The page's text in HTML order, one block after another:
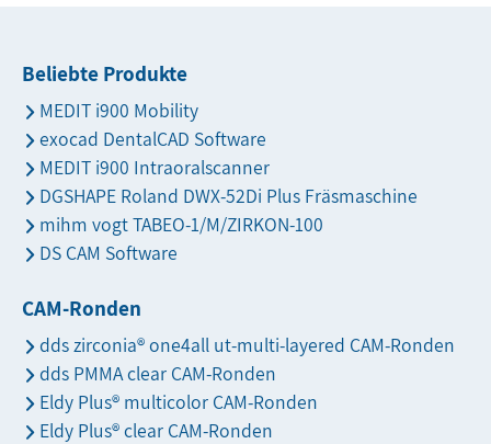
Beliebte Produkte
MEDIT i900 Mobility
exocad DentalCAD Software
MEDIT i900 Intraoralscanner
DGSHAPE Roland DWX-52Di Plus Fräsmaschine
mihm vogt TABEO-1/M/ZIRKON-100
DS CAM Software
CAM-Ronden
dds zirconia® one4all ut-multi-layered CAM-Ronden
dds PMMA clear CAM-Ronden
Eldy Plus® multicolor CAM-Ronden
Eldy Plus® clear CAM-Ronden